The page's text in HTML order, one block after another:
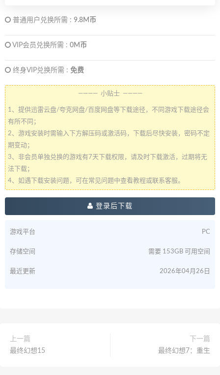
普通用户兑换所需 : 9.8M币
VIP会员兑换所需 : 0M币
终身VIP兑换所需 : 免费
———— 小贴士 ————
1、提供迅雷云盘/夸克网盘/百度网盘等下载途径，不同游戏下载途径会
有所不同；
2、游戏安装时需输入下方解压码或激活码，下载后尽快安装，密码不定
期变动；
3、非会员单独兑换的游戏有7天下载权限，请及时下载激活，过期将无
法下载；
4、如遇下载安装问题，可在常见问题中查看教程或联系客服。
登录后下载
游戏平台 PC
存储空间 需要 153GB 可用空间
最近更新 2026年04月26日
上一篇
最终幻想15
下一篇
最终幻想7：重生